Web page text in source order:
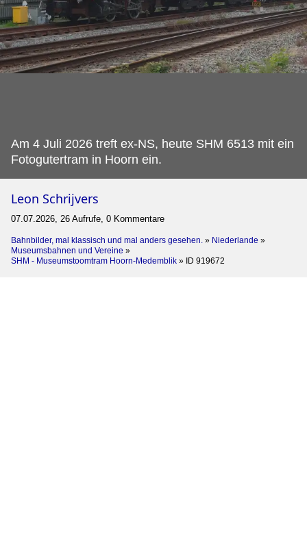
Am 4 Juli 2026 treft ex-NS, heute SHM 6513 mit ein
Fotogutertram in Hoorn ein.
Leon Schrijvers
07.07.2026, 26 Aufrufe, 0 Kommentare
Bahnbilder, mal klassisch und mal anders gesehen. » Niederlande »
Museumsbahnen und Vereine »
SHM - Museumstoomtram Hoorn-Medemblik » ID 919672